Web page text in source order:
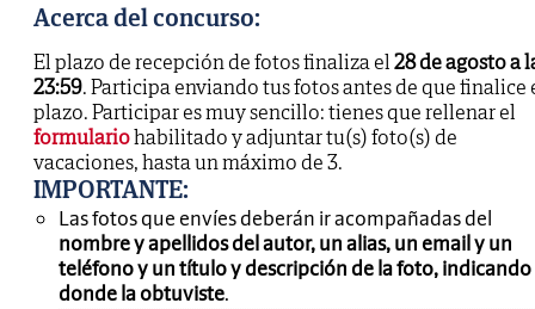
Acerca del concurso:
El plazo de recepción de fotos finaliza el28 de agosto a
23:59. Participa enviando tus fotos antes de que finalice
plazo. Participar es muy sencillo: tienes que rellenar el
formulariohabilitado y adjuntar tu(s) foto(s) de
vacaciones, hasta un máximo de 3.
IMPORTANTE:
Las fotos que envíes deberán ir acompañadas del
nombre y apellidos del autor, un alias, un email y un
teléfono y un título y descripción de la foto, indicando
donde la obtuviste.